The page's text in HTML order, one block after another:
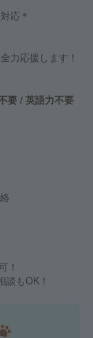
応＊
力応援します！
要 / 英語力不要
！
もOK！